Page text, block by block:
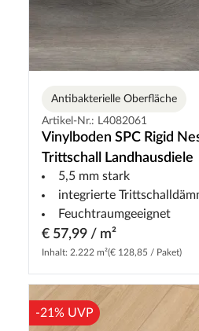
Antibakterielle Oberfläche
Artikel-Nr.: L4082061
Vinylboden SPC Rigid
Trittschall Landhausdiele
5,5 mm stark
integrierte
Feuchtraumgeeignet
€ 57,99 / m²
Inhalt: 2.222 m²(€ 128,85 / Paket)
-21% UVP